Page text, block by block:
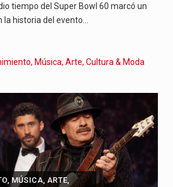
tiempo del Super Bowl 60 marcó un
historia del evento…
Música, Arte, Cultura & Moda
MÚSICA, ARTE,